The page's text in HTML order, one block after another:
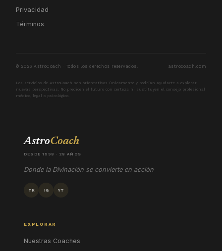
Privacidad
Términos
© 2026 AstroCoach · Todos los derechos reservados. astrocoach.com
Los servicios de AstroCoach son orientativos únicamente y podrían ayudarte a explorar
nuevas perspectivas. No predicen el futuro con certeza ni sustituyen el consejo profesional
médico, legal o psicológico.
AstroCoach
DESDE 1998 · 28 AÑOS
Donde la Divinación se convierte en acción
TK IG YT
EXPLORAR
Nuestras Coaches